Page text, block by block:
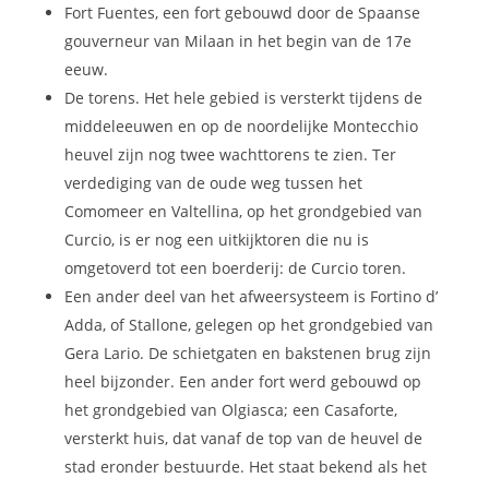
Fort Fuentes, een fort gebouwd door de Spaanse
gouverneur van Milaan in het begin van de 17e
eeuw.
De torens. Het hele gebied is versterkt tijdens de
middeleeuwen en op de noordelijke Montecchio
heuvel zijn nog twee wachttorens te zien. Ter
verdediging van de oude weg tussen het
Comomeer en Valtellina, op het grondgebied van
Curcio, is er nog een uitkijktoren die nu is
omgetoverd tot een boerderij: de Curcio toren.
Een ander deel van het afweersysteem is Fortino d’
Adda, of Stallone, gelegen op het grondgebied van
Gera Lario. De schietgaten en bakstenen brug zijn
heel bijzonder. Een ander fort werd gebouwd op
het grondgebied van Olgiasca; een Casaforte,
versterkt huis, dat vanaf de top van de heuvel de
stad eronder bestuurde. Het staat bekend als het